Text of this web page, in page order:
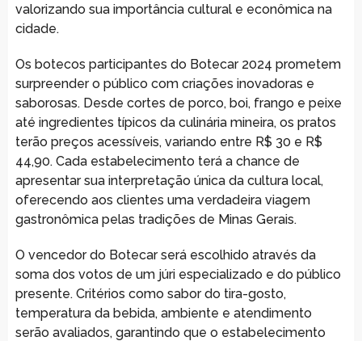
valorizando sua importância cultural e econômica na
cidade.
Os botecos participantes do Botecar 2024 prometem
surpreender o público com criações inovadoras e
saborosas. Desde cortes de porco, boi, frango e peixe
até ingredientes típicos da culinária mineira, os pratos
terão preços acessíveis, variando entre R$ 30 e R$
44,90. Cada estabelecimento terá a chance de
apresentar sua interpretação única da cultura local,
oferecendo aos clientes uma verdadeira viagem
gastronômica pelas tradições de Minas Gerais.
O vencedor do Botecar será escolhido através da
soma dos votos de um júri especializado e do público
presente. Critérios como sabor do tira-gosto,
temperatura da bebida, ambiente e atendimento
serão avaliados, garantindo que o estabelecimento